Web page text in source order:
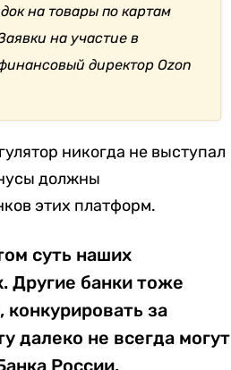
на товары по картам
на участие в
директор Ozon
никогда не выступал
должны
этих платформ.
суть наших
Другие банки тоже
за
далеко не всегда могут
России.